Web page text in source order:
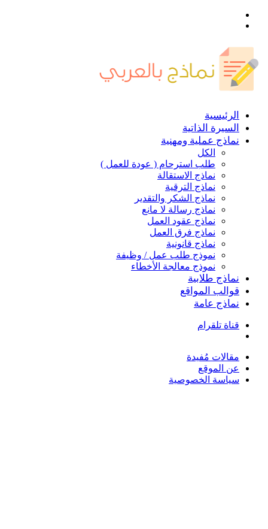
الرئيسية
السيرة الذاتية
نماذج عملية ومهنية
الكل
طلب استرحام ( عودة للعمل )
نماذج الاستقالة
نماذج الترقية
نماذج الشكر والتقدير
نماذج رسالة لا مانع
نماذج عقود العمل
نماذج فرق العمل
نماذج قانونية
نموذج طلب عمل / وظيفة
نموذج معالجة الأخطاء
نماذج طلابية
قوالب المواقع
نماذج عامة
قناة تلقرام
مقالات مُفيدة
عن الموقع
سياسة الخصوصية